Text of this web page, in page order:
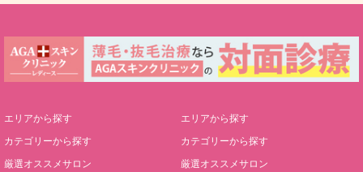
エリアから探す
カテゴリーから探す
厳選オススメサロン
エリアから探す
カテゴリーから探す
厳選オススメサロン